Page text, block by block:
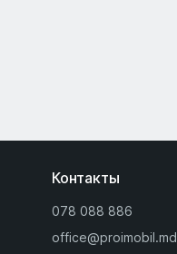
Контакты
078 088 886
office@proimobil.md